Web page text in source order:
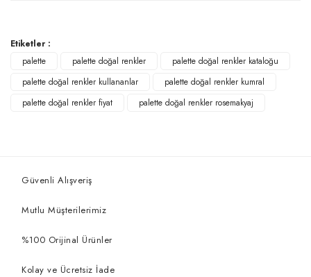
Etiketler :
palette
palette doğal renkler
palette doğal renkler kataloğu
palette doğal renkler kullananlar
palette doğal renkler kumral
palette doğal renkler fiyat
palette doğal renkler rosemakyaj
Güvenli Alışveriş
Mutlu Müşterilerimiz
%100 Orijinal Ürünler
Kolay ve Ücretsiz İade